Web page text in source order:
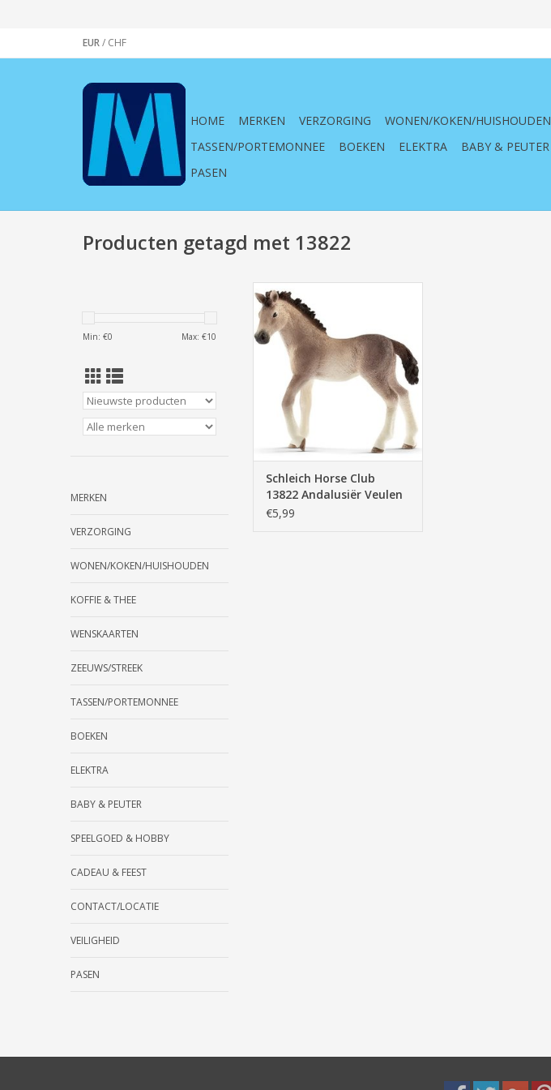
EUR/ CHF
HOME MERKEN VERZORGING WONEN/KOKEN/HUISHOUDEN
TASSEN/PORTEMONNEE
BOEKEN ELEKTRA BABY & PEUTER
PASEN
Producten getagd met 13822
Min: €0 Max: €10
MERKEN
VERZORGING
WONEN/KOKEN/HUISHOUDEN
KOFFIE & THEE
WENSKAARTEN
ZEEUWS/STREEK
TASSEN/PORTEMONNEE
BOEKEN
ELEKTRA
BABY & PEUTER
SPEELGOED & HOBBY
CADEAU & FEEST
CONTACT/LOCATIE
VEILIGHEID
PASEN
Schleich, horse, world,
horseworld, paardenwereld,
13822, veulen, jong, paard, grijs,
spelen, kind, rollenspel,
speelfiguur, beschilderd, uniek,
Andalusier
TOEVOEGEN AAN WINKELWAGEN
Schleich Horse Club
13822 Andalusiër Veulen
€5,99